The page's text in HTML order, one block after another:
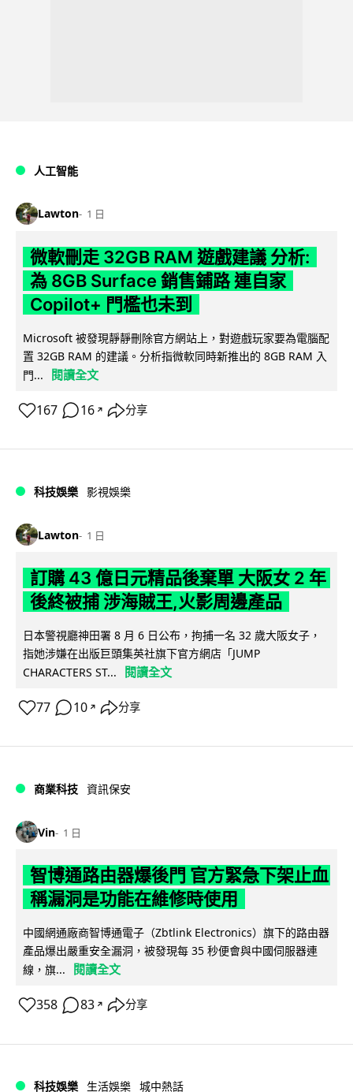
人工智能
Lawton 1 日
微軟刪走 32GB RAM 遊戲建議 分析:
為 8GB Surface 銷售鋪路 連自家
Copilot+ 門檻也未到
Microsoft 被發現靜靜刪除官方網站上，對遊戲玩家要為電腦配
置 32GB RAM 的建議。分析指微軟同時新推出的 8GB RAM 入
門...
閱讀全文
167 16 ↗ 分享
科技娛樂 影視娛樂
Lawton 1 日
訂購 43 億日元精品後棄單 大阪女 2 年
後終被捕 涉海賊王,火影周邊產品
日本警視廳神田署 8 月 6 日公布，拘捕一名 32 歲大阪女子，
指她涉嫌在出版巨頭集英社旗下官方網店「JUMP
CHARACTERS ST...
閱讀全文
77 10 ↗ 分享
商業科技 資訊保安
Vin 1 日
智博通路由器爆後門 官方緊急下架止血
稱漏洞是功能在維修時使用
中國網通廠商智博通電子（Zbtlink Electronics）旗下的路由器
產品爆出嚴重安全漏洞，被發現每 35 秒便會與中國伺服器連
線，旗...
閱讀全文
358 83 ↗ 分享
科技娛樂 生活娛樂 城中熱話